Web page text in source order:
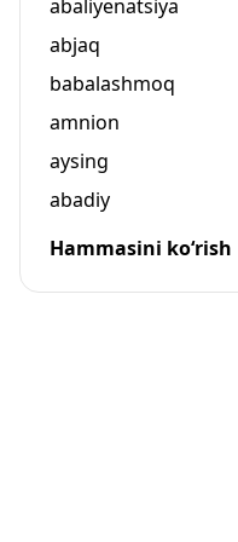
abaliyenatsiya
abjaq
babalashmoq
amnion
aysing
abadiy
Hammasini ko‘rish